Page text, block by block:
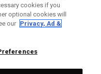
cookies if you
optional cookies will
our Privacy, Ad &